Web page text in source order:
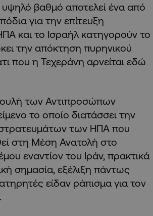
υψηλό βαθμό αποτελεί ένα από
για την επίτευξη
και το Ισραήλ κατηγορούν το
την απόκτηση πυρηνικού
που η Τεχεράνη αρνείται εδώ
των Αντιπροσώπων
το οποίο διατάσσει την
των ΗΠΑ που
στη Μέση Ανατολή στο
εναντίον του Ιράν, πρακτικά
σημασία, εξέλιξη πάντως
είδαν ράπισμα για τον